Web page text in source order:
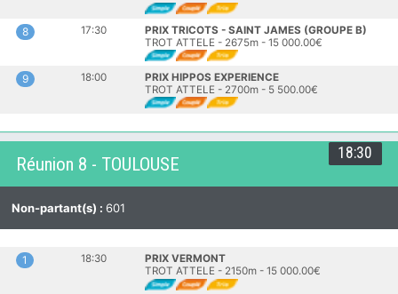
8 17:30
PRIX TRICOTS - SAINT JAMES (GROUPE B)
TROT ATTELE - 2675m - 15 000.00€
9 18:00
PRIX HIPPOS EXPERIENCE
TROT ATTELE - 2700m - 5 500.00€
18:30
Réunion 8 - TOULOUSE
Non-partant(s) : 601
1 18:30
PRIX VERMONT
TROT ATTELE - 2150m - 15 000.00€